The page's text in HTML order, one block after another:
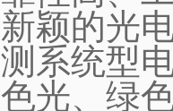
新颖的光
测系统型
色光、绿